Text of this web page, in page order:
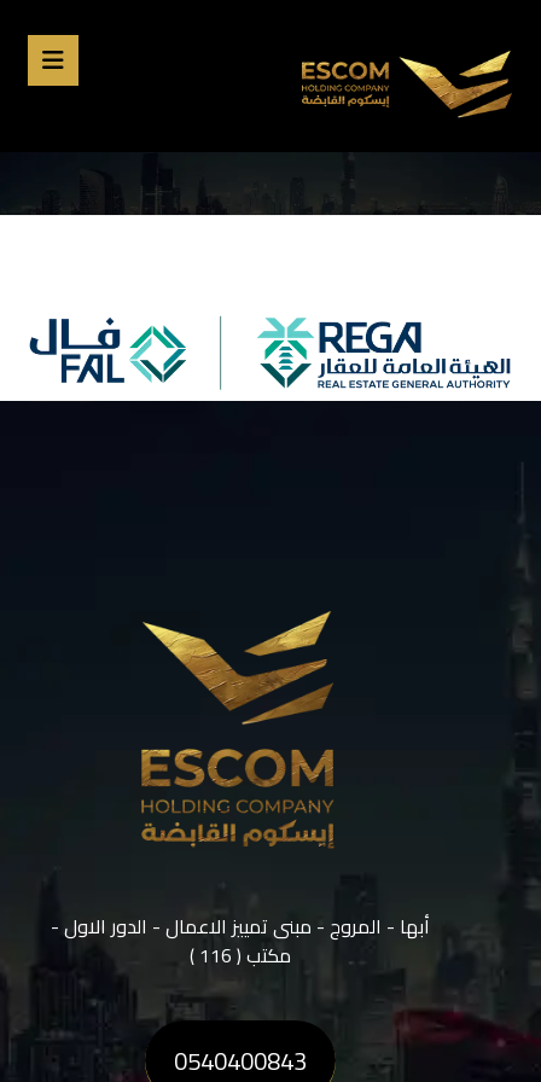
أبها - المروج - مبنى تمييز الاعمال - الدور الاول -
مكتب ( 116 )
0540400843